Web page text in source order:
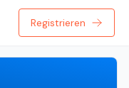
Registrieren